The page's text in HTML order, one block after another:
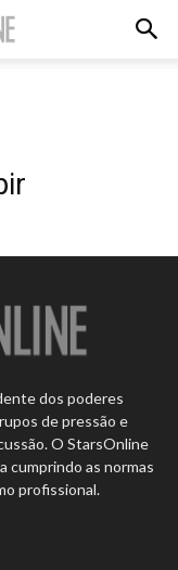
dos poderes
de pressão e
O StarsOnline
cumprindo as normas
profissional.